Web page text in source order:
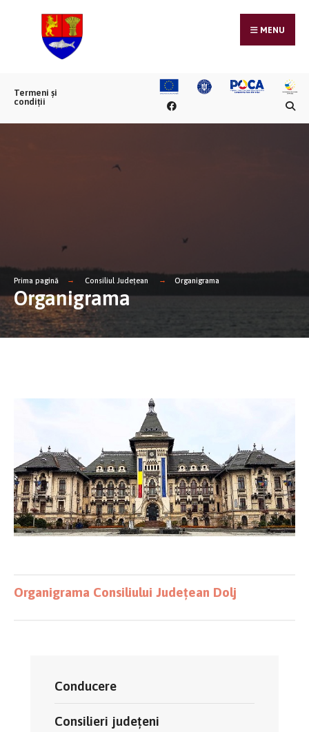
MENU
Termeni și
condiții
Prima pagină Consiliul Județean Organigrama
Organigrama
Organigrama Consiliului Județean Dolj
Conducere
Consilieri județeni